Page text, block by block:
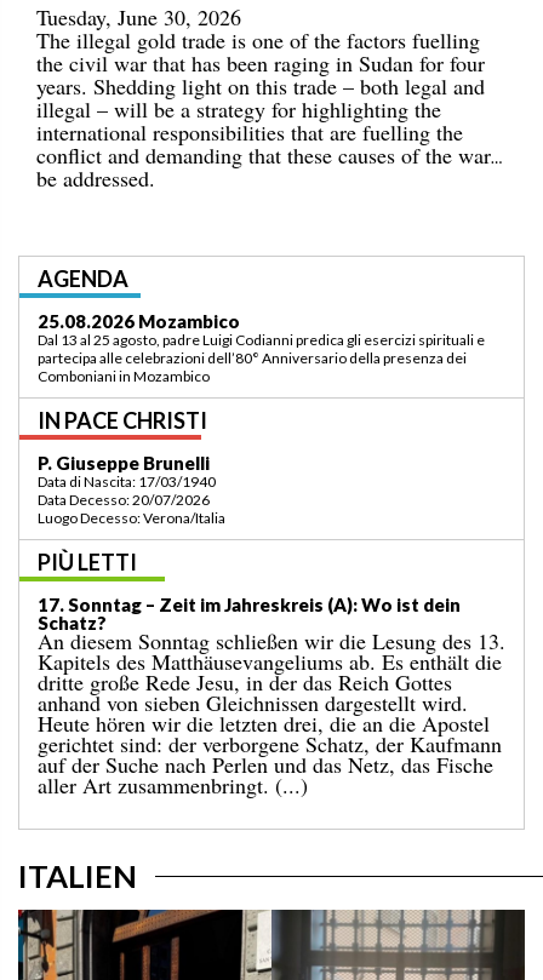
Tuesday, June 30, 2026
The illegal gold trade is one of the factors fuelling
the civil war that has been raging in Sudan for four
years. Shedding light on this trade – both legal and
illegal – will be a strategy for highlighting the
international responsibilities that are fuelling the
conflict and demanding that these causes of the war
be addressed.
AGENDA
03.09.2026 Lomé/Togo
Padre Luigi Codianni e padre Elias Sindjalim partecipano dal 26 agosto al 3
settembre all’incontro della commissione ASCAF sulla riorganizzazione
della regione a Lomé/Togo
IN PACE CHRISTI
P. Bruno Bordonali
Data di Nascita: 01/07/1942
Data Decesso: 13/07/2026
Luogo Decesso: Verona /Italia
PIÙ LETTI
19. Sonntag – Zeit im Jahreskreis (A): „Befiehl mir, zu
dir zu kommen!“
Das Evangelium des vergangenen Sonntags
berichtete uns vom Wunder der Brotvermehrung für
eine große Menschenmenge an einem einsamen Ort.
Es endete damit, dass zwölf Körbe voller übrig
gebliebener Stücke eingesammelt wurden. Auf
dieses Ereignis folgt die bekannte Begebenheit des
heutigen Tages, in der Jesus über das Wasser geht.
[...]
ITALIEN